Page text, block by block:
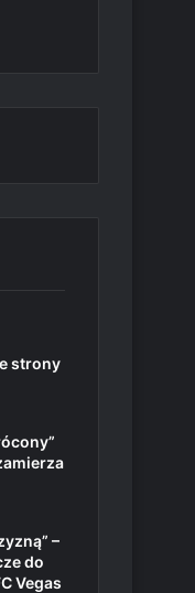
strony
–
do
Vegas